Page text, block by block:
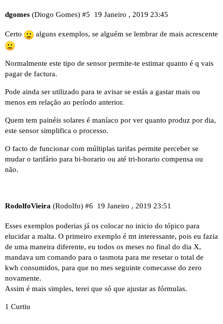
dgomes (Diogo Gomes) 19 Janeiro , 2019 23:45
#5
Certo alguns exemplos, se alguém se lembrar de mais acrescente
Normalmente este tipo de sensor permite-te estimar quanto é q vais
pagar de factura.
Pode ainda ser utilizado para te avisar se estás a gastar mais ou
menos em relação ao período anterior.
Quem tem painéis solares é maníaco por ver quanto produz por dia,
este sensor simplifica o processo.
O facto de funcionar com múltiplas tarifas permite perceber se
mudar o tarifário para bi-horario ou até tri-horario compensa ou
não.
RodolfoVieira (Rodolfo) 19 Janeiro , 2019 23:51
#6
Esses exemplos poderias já os colocar no inicio do tópico para
elucidar a malta. O primeiro exemplo é mt interessante, pois eu fazia
de uma maneira diferente, eu todos os meses no final do dia X,
mandava um comando para o tasmota para me resetar o total de
kwh consumidos, para que no mes seguinte comecasse do zero
novamente.
Assim é mais simples, terei que só que ajustar as fórmulas.
1 Curtiu